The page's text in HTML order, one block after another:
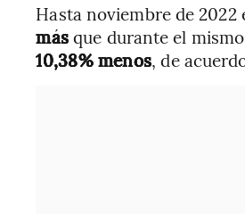
Hasta noviembre de
másque durante el
10,38% menos, de